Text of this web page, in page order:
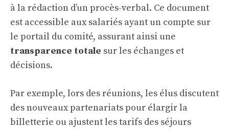
à la rédaction d’un procès-verbal. Ce document
est accessible aux salariés ayant un compte sur
le portail du comité, assurant ainsi une
transparence totale sur les échanges et
décisions.
Par exemple, lors des réunions, les élus discutent
des nouveaux partenariats pour élargir la
billetterie ou ajustent les tarifs des séjours